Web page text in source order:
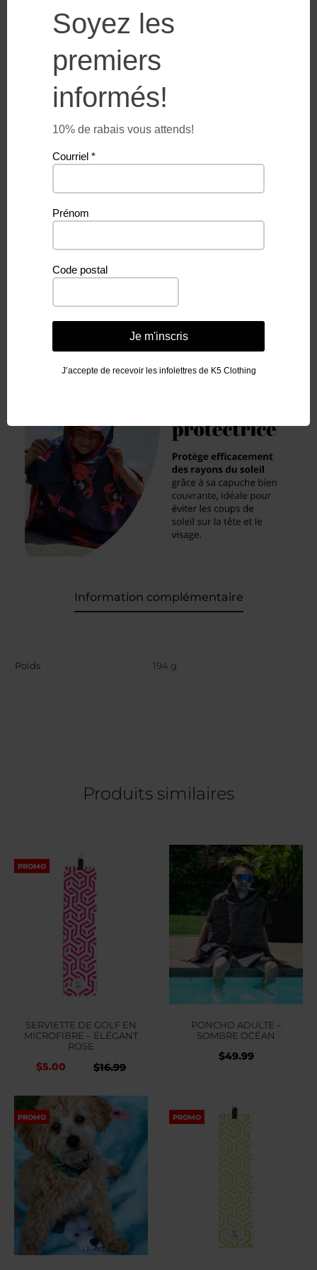
Information complémentaire
Poids 194 g
Produits similaires
PROMO
SERVIETTE DE GOLF EN
MICROFIBRE – ÉLÉGANT
ROSE
$16.99
Le
initial
était :
$16.99.
$5.00
est :
$5.00.
PONCHO ADULTE –
SOMBRE OCÉAN
$49.99
PROMO PROMO
Soyez les
premiers
informés!
10% de rabais vous attends!
Courriel *
Prénom
Code postal
Je m'inscris
J’accepte de recevoir les infolettres de K5 Clothing